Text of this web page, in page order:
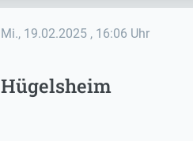
Mi., 19.02.2025 , 16:06 Uhr
Hügelsheim